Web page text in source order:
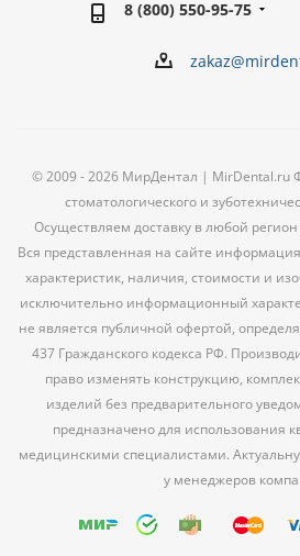
8 (800) 550-95-75
© 2009 - 2026 МирДентал | MirDental.ru
стоматологического и
Осуществляем доставку в любой
Вся представленная на сайте
характеристик, наличия, стоимости и
исключительно информационный
не является публичной офертой,
437 Гражданского кодекса РФ.
право изменять конструкцию,
изделий без предварительного
предназначено для использования
медицинскими специалистами.
у менеджеров